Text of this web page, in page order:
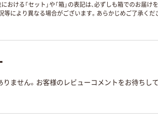
おける「セット」や「箱」の表記は、必ずしも箱でのお届け
等により異なる場合がございます。あらかじめご了承くだ
ません。お客様のレビューコメントをお待ちして